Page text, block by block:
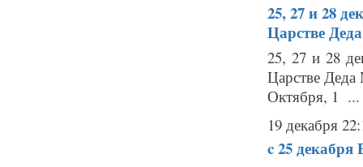
25, 27 и 28
Царстве
25, 27 и 28
Царстве Деда
Октября, 1 ...
19 декабря
c 25 декабря